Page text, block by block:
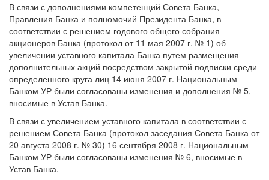
В связи с дополнениями компетенций Совета Банка,
Правления Банка и полномочий Президента Банка, в
соответствии с решением годового общего собрания
акционеров Банка (протокол от 11 мая 2007 г. № 1) об
увеличении уставного капитала Банка путем размещения
дополнительных акций посредством закрытой подписки среди
определенного круга лиц 14 июня 2007 г. Национальным
Банком УР были согласованы изменения и дополнения № 5,
вносимые в Устав Банка.
В связи с увеличением уставного капитала в соответствии с
решением Совета Банка (протокол заседания Совета Банка от
20 августа 2008 г. № 30) 16 сентября 2008 г. Национальным
Банком УР были согласованы изменения № 6, вносимые в
Устав Банка.